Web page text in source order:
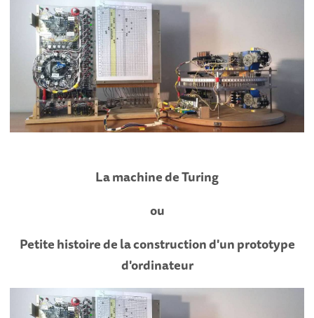
La machine de Turing
ou
Petite histoire de la construction d'un prototype
d'ordinateur